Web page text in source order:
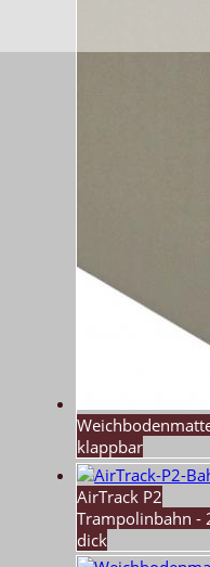
klappbar
AirTrack P2
Trampolinbahn -
dick